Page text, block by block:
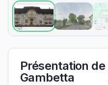
Présentation de
Gambetta